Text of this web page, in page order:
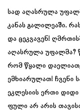
სად აღასრულა
კანას გალილეაში.
და ცეკვავენ!
აღასრულა უფალმა?
რომ წყალი
ემხიარულათ! ჩვენი
ეკლესიის ერთი დიდი
ფული არ არის